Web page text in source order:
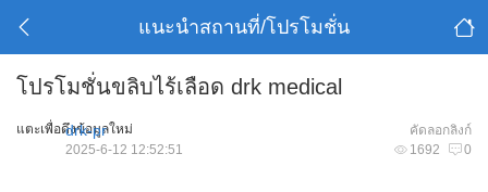
แนะนำสถานที่/โปรโมชั่น
โปรโมชั่นขลิบไร้เลือด drk medical
แตะเพื่อดึงข้อมูลใหม่ คัดลอกลิงก์
drk-pr
1692 0
2025-6-12 12:52:51